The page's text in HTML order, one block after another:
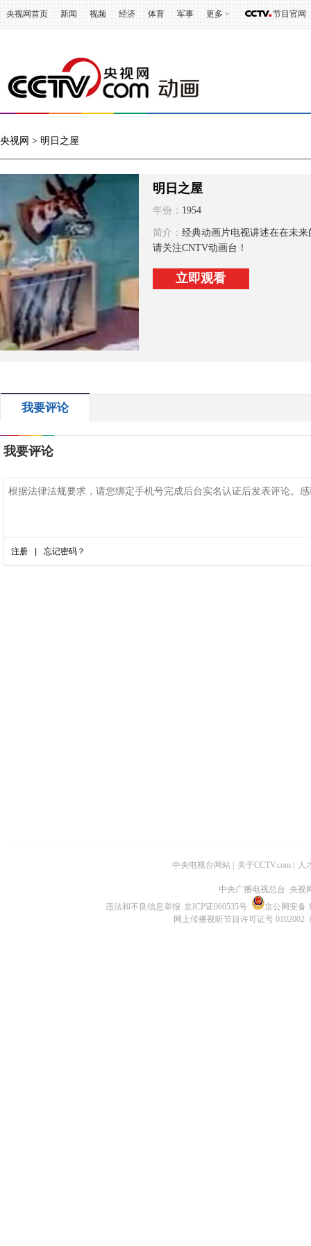
央视网首页 新闻 视频 经济 体育 军事 更多 节目官网
央视网 > 明日之屋
明日之屋
年份： 1954
简介： 经典动画片电视讲述在在未
请关注CNTV动画台！
立即观看
我要评论
我要评论
注册 忘记密码？
中央电视台网站 关于CCTV.com 人
中央广播电视总台 央视
违法和不良信息举报 京ICP证060535号
京公网安备
网上传播视听节目许可证号 0102002